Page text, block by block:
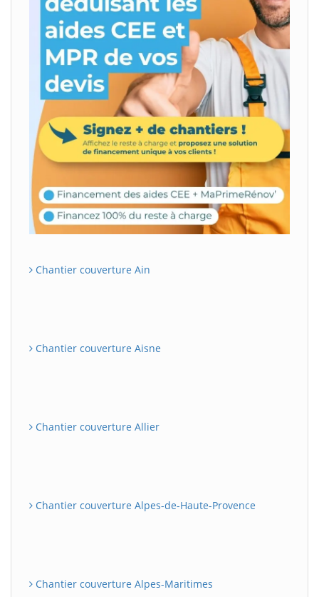
Chantier couverture Ain
Chantier couverture Aisne
Chantier couverture Allier
Chantier couverture Alpes-de-Haute-Provence
Chantier couverture Alpes-Maritimes